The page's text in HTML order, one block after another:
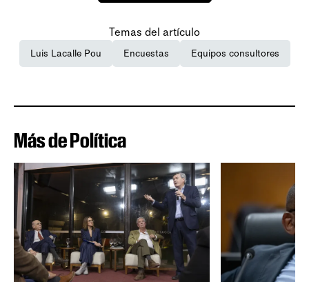
Temas del artículo
Luis Lacalle Pou Encuestas Equipos consultores
Más de Política